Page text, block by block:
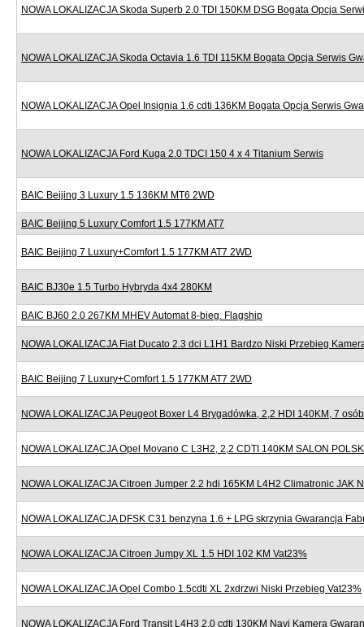
NOWA LOKALIZACJA Skoda Superb 2.0 TDI 150KM DSG Bogata Opcja
NOWA LOKALIZACJA Skoda Octavia 1.6 TDI 115KM Bogata Opcja Serwis
NOWA LOKALIZACJA Opel Insignia 1.6 cdti 136KM Bogata Opcja Serwis
NOWA LOKALIZACJA Ford Kuga 2.0 TDCI 150 4 x 4 Titanium Serwis
BAIC Beijing 3 Luxury 1.5 136KM MT6 2WD
BAIC Beijing 5 Luxury Comfort 1.5 177KM AT7
BAIC Beijing 7 Luxury+Comfort 1.5 177KM AT7 2WD
BAIC BJ30e 1.5 Turbo Hybryda 4x4 280KM
BAIC BJ60 2.0 267KM MHEV Automat 8-bieg. Flagship
NOWA LOKALIZACJA Fiat Ducato 2.3 dci L1H1 Bardzo Niski Przebieg
BAIC Beijing 7 Luxury+Comfort 1.5 177KM AT7 2WD
NOWA LOKALIZACJA Peugeot Boxer L4 Brygadówka, 2,2 HDI 140KM, 7
NOWA LOKALIZACJA Opel Movano C L3H2, 2,2 CDTI 140KM SALON
NOWA LOKALIZACJA Citroen Jumper 2.2 hdi 165KM L4H2 Climatronic JAK
NOWA LOKALIZACJA DFSK C31 benzyna 1.6 + LPG skrzynia Gwarancja
NOWA LOKALIZACJA Citroen Jumpy XL 1.5 HDI 102 KM Vat23%
NOWA LOKALIZACJA Opel Combo 1.5cdti XL 2xdrzwi Niski Przebieg Vat23%
NOWA LOKALIZACJA Ford Transit L4H3 2,0 cdti 130KM Navi Kamera